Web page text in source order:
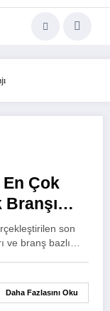
En Çok
son
ve branş bazlı…
Daha Fazlasını Oku